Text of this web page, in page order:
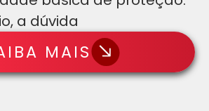
a dúvida
MAIS